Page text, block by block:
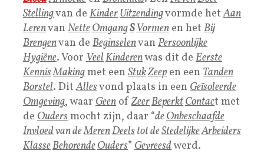
Stellingvan de KinderUitzendingvormde hetAan
Lerenvan NetteOmgangSVormen en het Bij
Brengenvan de Beginselenvan Persoonlijke
Hygiëne. Voor VeelKinderenwas dit de Eerste
KennisMakingmet een StukZeep en een Tanden
Borstel. DitAllesvond plaats in een Geïsoleerde
Omgeving, waar Geen ofZeerBeperktContact met
de Oudersmocht zijn, daar “deOnbeschaafde
Invloedvan deMerenDeelstot deStedelijkeArbeiders
KlasseBehorendeOuders” Gevreesdwerd.